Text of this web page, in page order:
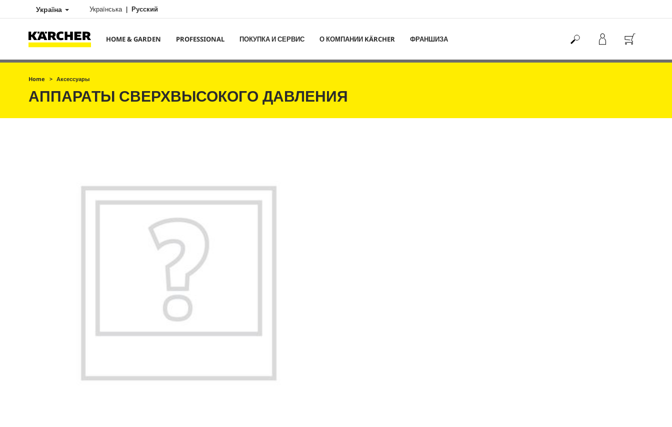
Україна Українська Русский
HOME & GARDEN PROFESSIONAL ПОКУПКА И СЕРВИС О КОМПАНИИ KÄRCHER ФРАНШИЗА
Home Аксессуары
АППАРАТЫ СВЕРХВЫСОКОГО ДАВЛЕНИЯ